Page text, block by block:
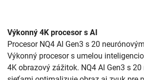
Výkonný 4K procesor s AI
Procesor NQ4 AI Gen3 s 20
Výkonný procesor s umelou
4K obrazový zážitok. NQ4 AI Gen3 s